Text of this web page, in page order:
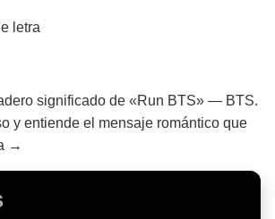
letra
significado de «Run BTS» — BTS.
y entiende el mensaje romántico que
→